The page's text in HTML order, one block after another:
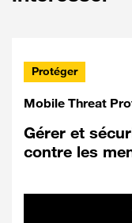
Protéger
Mobile Threat
Gérer et
contre les